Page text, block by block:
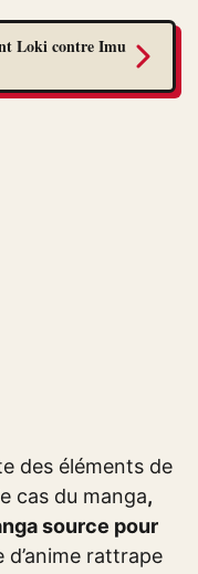
Loki contre Imu
des éléments de
cas du manga,
source pour
d’anime rattrape